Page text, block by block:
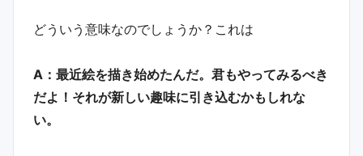
どういう意味なのでしょうか？これは
A：最近絵を描き始めたんだ。君もやってみるべき
だよ！それが新しい趣味に引き込むかもしれな
い。